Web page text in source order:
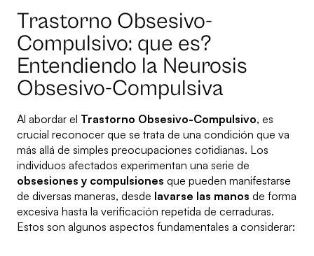
Trastorno Obsesivo-
Compulsivo: que es?
Entendiendo la Neurosis
Obsesivo-Compulsiva
Al abordar el Trastorno Obsesivo-Compulsivo, es
crucial reconocer que se trata de una condición que va
más allá de simples preocupaciones cotidianas. Los
individuos afectados experimentan una serie de
obsesiones y compulsiones que pueden manifestarse
de diversas maneras, desde lavarse las manos de forma
excesiva hasta la verificación repetida de cerraduras.
Estos son algunos aspectos fundamentales a considerar: